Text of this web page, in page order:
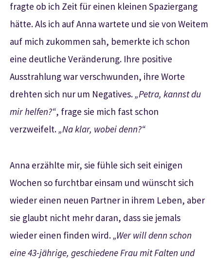
fragte ob ich Zeit für einen kleinen Spaziergang
hätte. Als ich auf Anna wartete und sie von Weitem
auf mich zukommen sah, bemerkte ich schon
eine deutliche Veränderung. Ihre positive
Ausstrahlung war verschwunden, ihre Worte
drehten sich nur um Negatives.„Petra, kannst du
mir helfen?“, frage sie mich fast schon
verzweifelt.„Na klar, wobei denn?“
Anna erzählte mir, sie fühle sich seit einigen
Wochen so furchtbar einsam und wünscht sich
wieder einen neuen Partner in ihrem Leben, aber
sie glaubt nicht mehr daran, dass sie jemals
wieder einen finden wird.„Wer will denn schon
eine 43-jährige, geschiedene Frau mit Falten und